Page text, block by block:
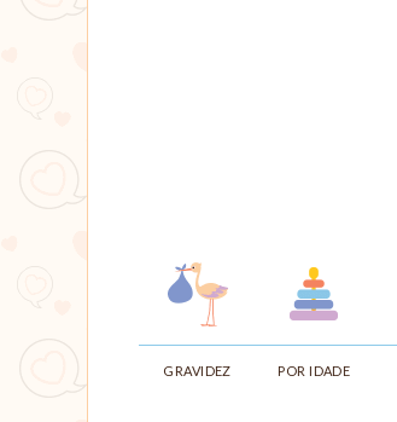
maternagem
GRAVIDEZ POR IDADE